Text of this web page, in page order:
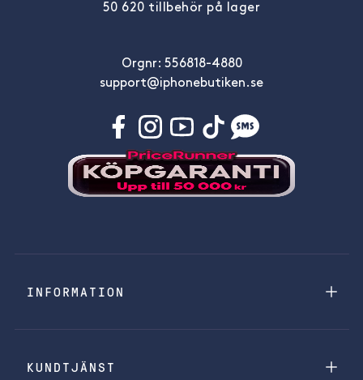
50 620 tillbehör på lager
Orgnr: 556818-4880
support@iphonebutiken.se
INFORMATION
KUNDTJÄNST